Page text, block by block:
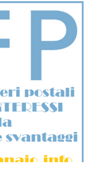
di garanzia.
alla finanziaria di
non si
si
tra le due parti.
- Scaricare